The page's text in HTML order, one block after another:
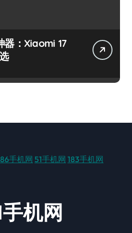
器：Xiaomi 17
手机网51手机网 183手机网
手机网